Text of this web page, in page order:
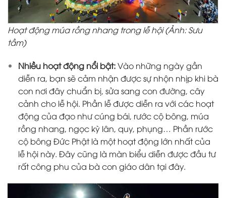
Hoạt động múa rồng nhang trong lễ hội (Ảnh: Sưu
tầm)
Nhiều hoạt động nổi bật:Vào những ngày gần
diễn ra, bạn sẽ cảm nhận được sự nhộn nhịp khi bà
con nơi đây chuẩn bị, sửa sang con đường, cây
cảnh cho lễ hội. Phần lễ được diễn ra với các hoạt
động của đạo như cúng bái, rước cộ bông, múa
rồng nhang, ngọc kỳ lân, quy, phụng… Phần rước
cộ bông Đức Phật là một hoạt động lớn nhất của
lễ hội này. Đây cũng là màn biểu diễn được đầu tư
rất công phu của bà con giáo dân tại đây.